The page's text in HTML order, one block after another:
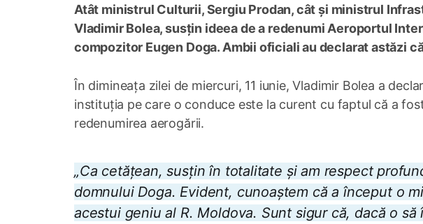
Atât ministrul Culturii, Sergiu Prodan, cât și ministrul
Vladimir Bolea, susțin ideea de a redenumi Aeroportul
compozitor Eugen Doga. Ambii oficiali au declarat astăzi
În dimineața zilei de miercuri, 11 iunie, Vladimir Bolea a
instituția pe care o conduce este la curent cu faptul că a
redenumirea aerogării.
„Ca cetățean, susțin în totalitate și am respect
domnului Doga. Evident, cunoaștem că a început o
acestui geniu al R. Moldova. Sunt sigur că, dacă o